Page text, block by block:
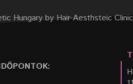
Hungary by Hair-Aesthsteic Clinic